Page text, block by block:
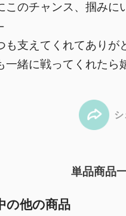
このチャンス、掴みに
も支えてくれてありが
一緒に戦ってくれたら
シ
単品商品
の他の商品